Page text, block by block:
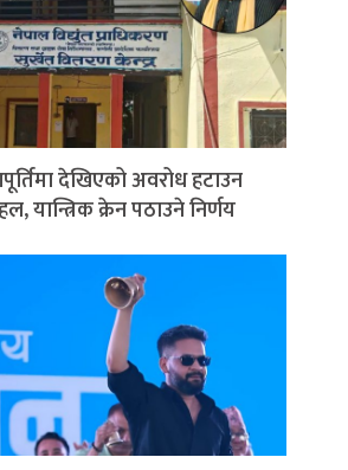
देखिएको अवरोध हटाउन
यान्त्रिक क्रेन पठाउने निर्णय